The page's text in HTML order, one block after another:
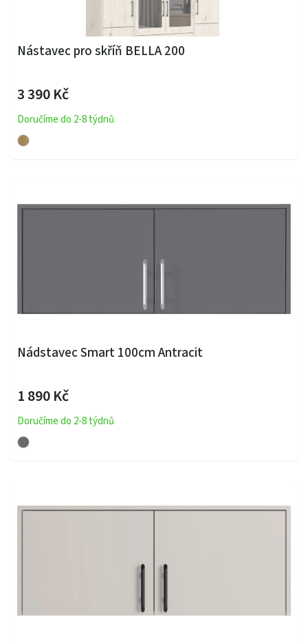
Nástavec pro skříň BELLA 200
3 390 Kč
Doručíme do 2-8 týdnů
Nádstavec Smart 100cm Antracit
1 890 Kč
Doručíme do 2-8 týdnů